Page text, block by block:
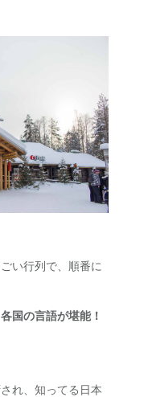
い行列で、順番に
国の言語が堪能！
され、知ってる日本